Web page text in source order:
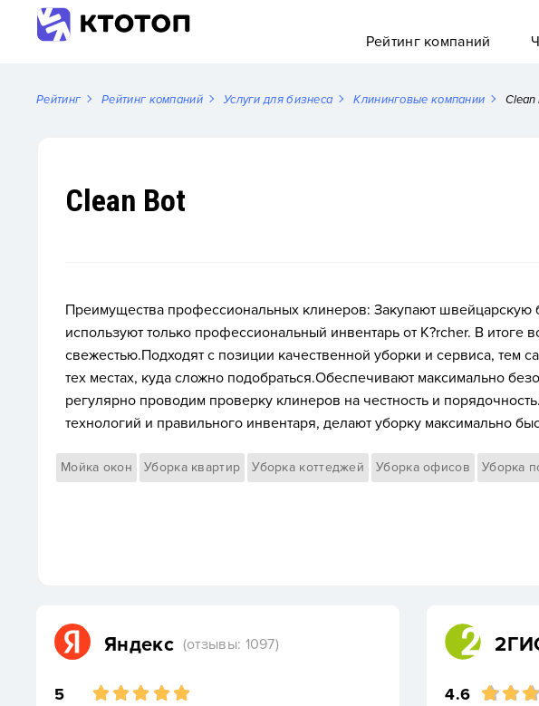
Рейтинг компаний
Рейтинг Рейтинг компаний Услуги для бизнеса Клининговые компании Clean
Clean Bot
Преимущества профессиональных клинеров: Закупают швейцарскую
используют только профессиональный инвентарь от K?rcher. В итоге
свежестью.Подходят с позиции качественной уборки и сервиса, тем
тех местах, куда сложно подобраться.Обеспечивают максимально
регулярно проводим проверку клинеров на честность и
технологий и правильного инвентаря, делают уборку максимально
Мойка окон Уборка квартир Уборка коттеджей Уборка офисов Уборка
Яндекс (отзывы: 1097)
5 4.6